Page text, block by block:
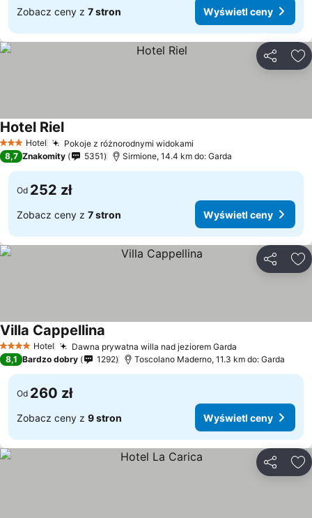
Zobacz ceny z 7 stron Wyświetl ceny
3 Kategoria
Hotel Pokoje z różnorodnymi widokami
Hotel Riel
8,7 Znakomity 5351 Sirmione, 14.4 km do: Garda
Od 252 zł
Zobacz ceny z 7 stron Wyświetl ceny
4 KategoriaHotel Dawna prywatna willa nad jeziorem Garda
Villa Cappellina
8,1 Bardzo dobry 1292 Toscolano Maderno, 11.3 km do: Garda
Od 260 zł
Zobacz ceny z 9 stron Wyświetl ceny